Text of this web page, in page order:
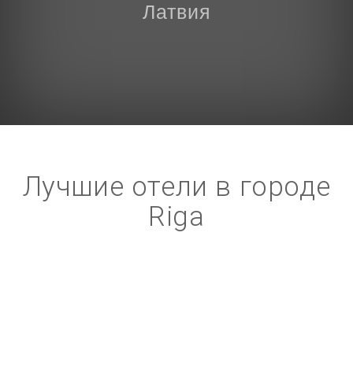
Латвия
Лучшие отели в городе
Riga